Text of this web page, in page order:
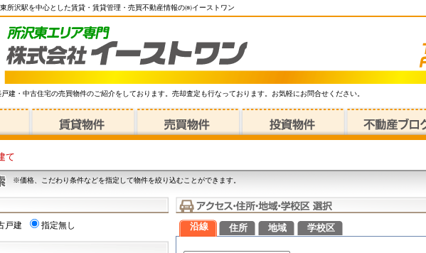
所沢駅を中心とした賃貸・賃貸管理・売買不動産情報の㈱イーストワン
建・中古住宅の売買物件のご紹介をしております。売却査定も行なっております。お気軽にお問合せください。
て
※価格、こだわり条件などを指定して物件を絞り込むことができます。
戸建 指定無し 沿線 住所 地域 学校区